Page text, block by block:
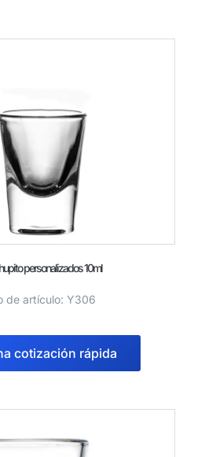
personalizados 10ml
de artículo: Y306
cotización rápida